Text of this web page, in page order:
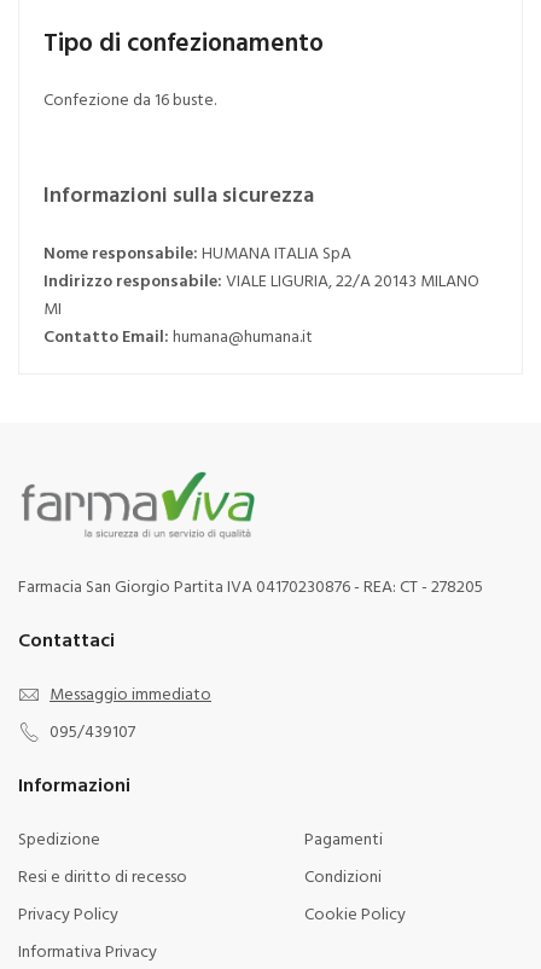
Tipo di confezionamento
Confezione da 16 buste.
Informazioni sulla sicurezza
Nome responsabile:HUMANA ITALIA SpA
Indirizzo responsabile:VIALE LIGURIA, 22/A 20143 MILANO
MI
Contatto Email:humana@humana.it
Farmacia San Giorgio Partita IVA 04170230876 - REA: CT - 278205
Contattaci
Messaggio immediato
095/439107
Informazioni
Spedizione
Pagamenti
Resi e diritto di recesso
Condizioni
Privacy Policy
Cookie Policy
Informativa Privacy